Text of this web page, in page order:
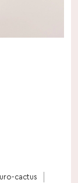
cactus